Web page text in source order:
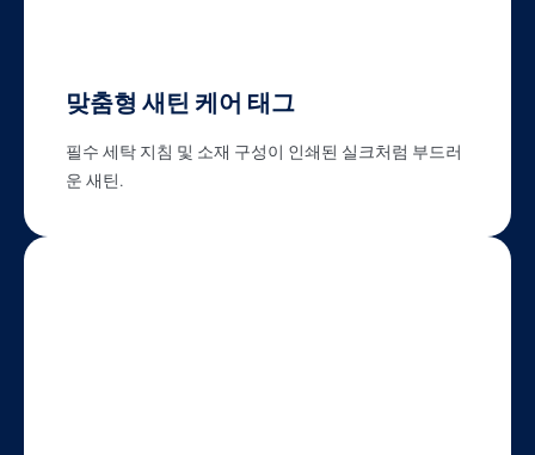
맞춤형 새틴 케어 태그
필수 세탁 지침 및 소재 구성이 인쇄된 실크처럼 부드러
운 새틴.